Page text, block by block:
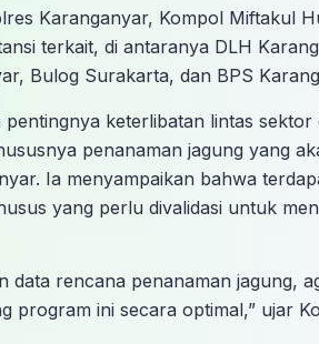
Karanganyar, Kompol Miftakul
terkait, di antaranya DLH
Bulog Surakarta, dan BPS
keterlibatan lintas sektor
penanaman jagung yang
Ia menyampaikan bahwa
yang perlu divalidasi untuk
data rencana penanaman jagung,
program ini secara optimal,” ujar